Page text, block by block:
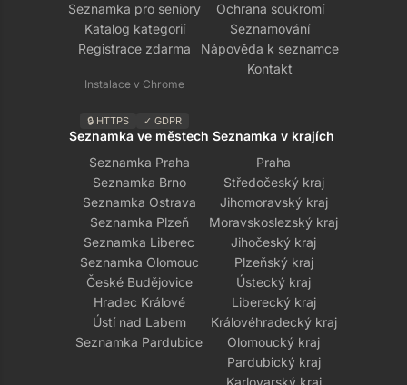
Seznamka pro seniory
Katalog kategorií
Registrace zdarma
Instalace v Chrome
🔒 HTTPS ✓ GDPR
Ochrana soukromí
Seznamování
Nápověda k seznamce
Kontakt
Seznamka ve městech
Seznamka Praha
Seznamka Brno
Seznamka Ostrava
Seznamka Plzeň
Seznamka Liberec
Seznamka Olomouc
České Budějovice
Hradec Králové
Ústí nad Labem
Seznamka Pardubice
Seznamka v krajích
Praha
Středočeský kraj
Jihomoravský kraj
Moravskoslezský kraj
Jihočeský kraj
Plzeňský kraj
Ústecký kraj
Liberecký kraj
Královéhradecký kraj
Olomoucký kraj
Pardubický kraj
Karlovarský kraj